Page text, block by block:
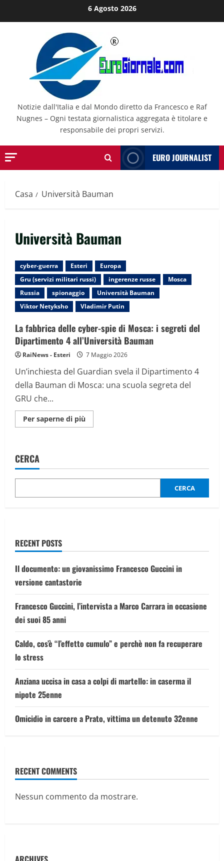
al
6 Agosto 2026
Notizie dall'Italia e dal Mondo diretto da Francesco e Raf
Nugnes – Ogni testata giornalistica aggregata è titolare e
responsabile dei propri servizi.
EURO JOURNALIST
Casa Università Bauman
Università Bauman
cyber-guerra Esteri
Europa
Gru (servizi militari russi)
ingerenze russe
Mosca
Russia
spionaggio
Università Bauman
Viktor Netyksho
Vladimir Putin
La fabbrica delle cyber-spie di Mosca: i segreti del
Dipartimento 4 all’Università Bauman
RaiNews - Esteri 7 Maggio 2026
Un’inchiesta del Guardian svela il Dipartimento 4
della Bauman di Mosca: una scuola segreta del
GRU che...
Per saperne di più
informazioni
spie
Mosca:
segreti
CERCA
CERCA
RECENT POSTS
Il documento: un giovanissimo Francesco Guccini in
versione cantastorie
Francesco Guccini, l’intervista a Marco Carrara in occasione
dei suoi 85 anni
Caldo, cos’è “l’effetto cumulo” e perchè non fa recuperare
lo stress
Anziana uccisa in casa a colpi di martello: in caserma il
nipote 25enne
Omicidio in carcere a Prato, vittima un detenuto 32enne
RECENT COMMENTS
Nessun commento da mostrare.